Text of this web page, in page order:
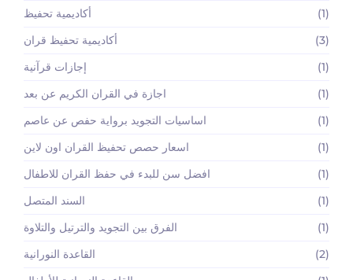
أكاديمية تحفيظ
(1)
أكاديمية تحفيظ قران
(3)
إجازات قرآنية
(1)
اجازة في القران الكريم عن بعد
(1)
اساسيات التجويد برواية حفص عن عاصم
(1)
اسعار حصص تحفيظ القران اون لاين
(1)
افضل سن للبدء في حفظ القران للاطفال
(1)
السند المتصل
(1)
الفرق بين التجويد والترتيل والتلاوة
(1)
القاعدة النورانية
(2)